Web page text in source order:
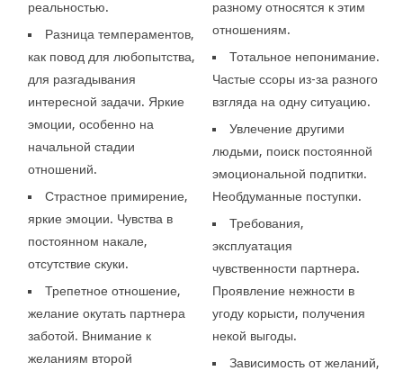
реальностью.
Разница темпераментов,
как повод для любопытства,
для разгадывания
интересной задачи. Яркие
эмоции, особенно на
начальной стадии
отношений.
Страстное примирение,
яркие эмоции. Чувства в
постоянном накале,
отсутствие скуки.
Трепетное отношение,
желание окутать партнера
заботой. Внимание к
желаниям второй
разному относятся к этим
отношениям.
Тотальное непонимание.
Частые ссоры из-за разного
взгляда на одну ситуацию.
Увлечение другими
людьми, поиск постоянной
эмоциональной подпитки.
Необдуманные поступки.
Требования,
эксплуатация
чувственности партнера.
Проявление нежности в
угоду корысти, получения
некой выгоды.
Зависимость от желаний,